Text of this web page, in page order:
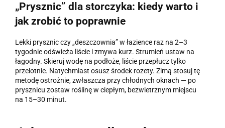
„Prysznic” dla storczyka: kiedy warto i
jak zrobić to poprawnie
Lekki prysznic czy „deszczownia” w łazience raz na 2–3
tygodnie odświeża liście i zmywa kurz. Strumień ustaw na
łagodny. Skieruj wodę na podłoże, liście przepłucz tylko
przelotnie. Natychmiast osusz środek rozety. Zimą stosuj tę
metodę ostrożnie, zwłaszcza przy chłodnych oknach — po
prysznicu zostaw roślinę w ciepłym, bezwietrznym miejscu
na 15–30 minut.